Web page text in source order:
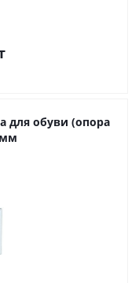
для обуви (опора